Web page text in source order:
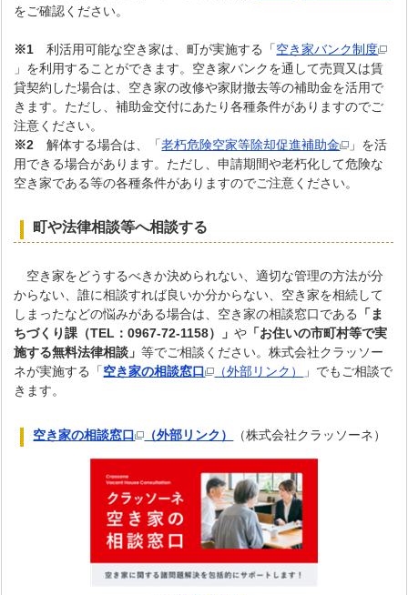
をご確認ください。
※1 利活用可能な空き家は、町が実施する「空き家バンク制度
」を利用することができます。空き家バンクを通して売買又は賃
貸契約した場合は、空き家の改修や家財撤去等の補助金を活用で
きます。ただし、補助金交付にあたり各種条件がありますのでご
注意ください。
※2 解体する場合は、「老朽危険空家等除却促進補助金
」を活
用できる場合があります。ただし、申請期間や老朽化して危険な
空き家である等の各種条件がありますのでご注意ください。
町や法律相談等へ相談する
空き家をどうするべきか決められない、適切な管理の方法が分
からない、誰に相談すれば良いか分からない、空き家を相続して
しまったなどの悩みがある場合は、空き家の相談窓口である
「ま
ちづくり課（TEL：0967-72-1158）」や 「お住いの市町村等で実
施する無料法律相談」等でご相談ください。株式会社クラッソー
ネが実施する「空き家の相談窓口 （外部リンク）
」でもご相談で
きます。
空き家の相談窓口 （外部リンク） （株式会社クラッソーネ）